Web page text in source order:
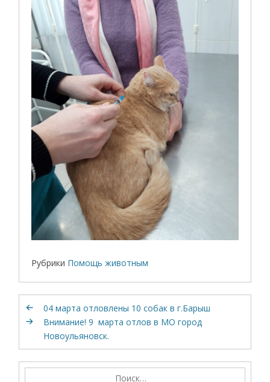
Рубрики Помощь животным
04 марта отловлены 10 собак в г.Барыш
Внимание! 9 марта отлов в МО город
Новоульяновск.